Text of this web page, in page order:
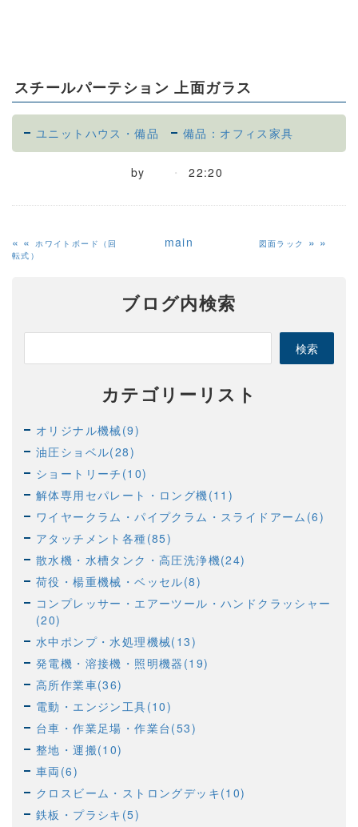
スチールパーテション 上面ガラス
ユニットハウス・備品 備品：オフィス家具
by 22:20
«ホワイトボード（回
転式）
main 図面ラック »
ブログ内検索
カテゴリーリスト
オリジナル機械(9)
油圧ショベル(28)
ショートリーチ(10)
解体専用セパレート・ロング機(11)
ワイヤークラム・パイプクラム・スライドアーム(6)
アタッチメント各種(85)
散水機・水槽タンク・高圧洗浄機(24)
荷役・楊重機械・ベッセル(8)
コンプレッサー・エアーツール・ハンドクラッシャー
(20)
水中ポンプ・水処理機械(13)
発電機・溶接機・照明機器(19)
高所作業車(36)
電動・エンジン工具(10)
台車・作業足場・作業台(53)
整地・運搬(10)
車両(6)
クロスビーム・ストロングデッキ(10)
鉄板・プラシキ(5)